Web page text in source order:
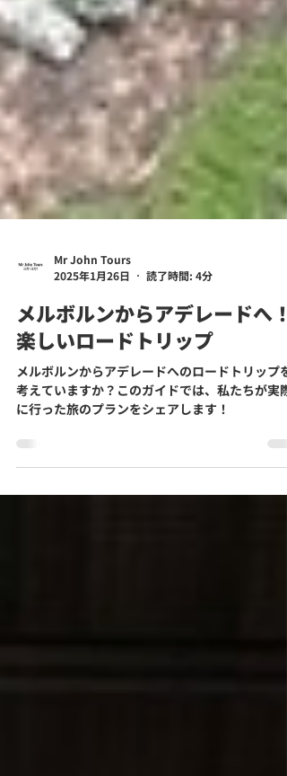
Mr John Tours
2025年1月26日
読了時間: 4分
メルボルンからアデレードへ！
楽しいロードトリップ
メルボルンからアデレードへのロードトリップを
考えていますか？このガイドでは、私たちが実際